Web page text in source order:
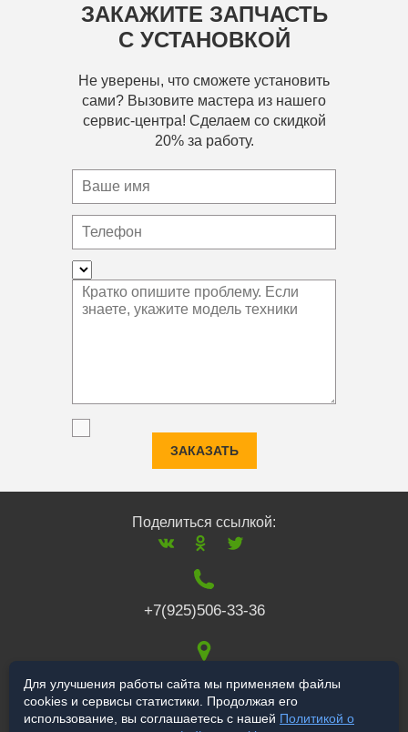
ЗАКАЖИТЕ ЗАПЧАСТЬ
С УСТАНОВКОЙ
Не уверены, что сможете установить
сами? Вызовите мастера из нашего
сервис-центра! Сделаем со скидкой
20% за работу.
ЗАКАЗАТЬ
Поделиться ссылкой:
+7(925)506-33-36
117519,г. Москва,
Варшавское ш., 132
Для улучшения работы сайта мы применяем файлы
cookies и сервисы статистики. Продолжая его
использование, вы соглашаетесь с нашей Политикой о